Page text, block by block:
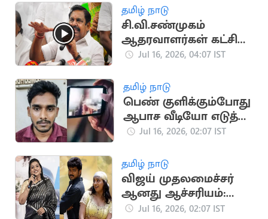
தமிழ் நாடு
சி.வி.சண்முகம்
ஆதரவாளர்கள் கட்சி
பொறுப்பில் இருந்து
Jul 16, 2026, 04:07 IST
தமிழ் நாடு
பெண் குளிக்கும்போது
ஆபாச வீடியோ எடுத்த
இளைஞர் கைது
Jul 16, 2026, 02:07 IST
தமிழ் நாடு
விஜய் முதலமைச்சர்
ஆனது ஆச்சரியம்:
ரோஜா பேட்டி
Jul 16, 2026, 02:07 IST